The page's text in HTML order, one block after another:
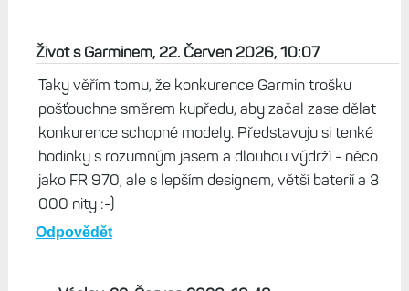
Život s Garminem, 22. Červen 2026, 10:07
Taky věřím tomu, že konkurence Garmin trošku
pošťouchne směrem kupředu, aby začal zase dělat
konkurence schopné modely. Představuju si tenké
hodinky s rozumným jasem a dlouhou výdrží - něco
jako FR 970, ale s lepším designem, větší baterií a 3
000 nity :-)
Odpovědět